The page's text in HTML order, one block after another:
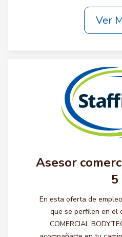
Ver
Asesor
5
En esta oferta de
que se perfilen en el
COMERCIAL